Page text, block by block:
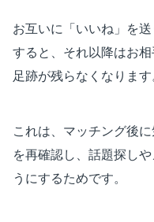
お互いに「いいね」を
すると、それ以降はお
足跡が残らなくなります
これは、マッチング後
を再確認し、話題探し
うにするためです。